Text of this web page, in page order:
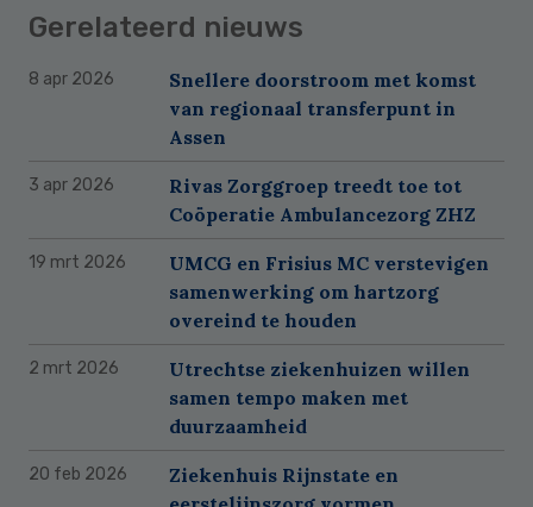
Gerelateerd nieuws
8 apr 2026
Snellere doorstroom met komst
van regionaal transferpunt in
Assen
3 apr 2026
Rivas Zorggroep treedt toe tot
Coöperatie Ambulancezorg ZHZ
19 mrt 2026
UMCG en Frisius MC verstevigen
samenwerking om hartzorg
overeind te houden
2 mrt 2026
Utrechtse ziekenhuizen willen
samen tempo maken met
duurzaamheid
20 feb 2026
Ziekenhuis Rijnstate en